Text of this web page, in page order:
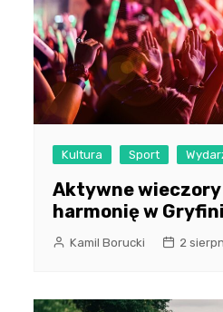
Kultura Sport
Aktywne wieczory
harmonię w
Kamil Borucki 2